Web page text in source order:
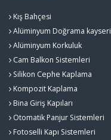
Kış Bahçesi
Alüminyum Doğrama kayseri
Alüminyum Korkuluk
Cam Balkon Sistemleri
Silikon Cephe Kaplama
Kompozit Kaplama
Bina Giriş Kapıları
Otomatik Panjur Sistemleri
Fotoselli Kapı Sistemleri